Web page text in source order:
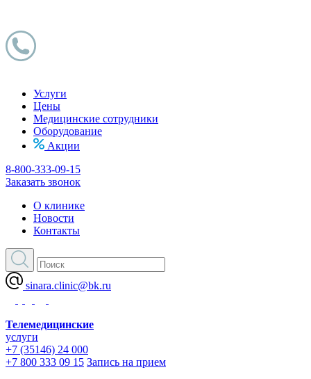
Услуги
Цены
Медицинские сотрудники
Оборудование
Акции
8-800-333-09-15
Заказать звонок
О клинике
Новости
Контакты
sinara.clinic@bk.ru
Телемедицинские
услуги
+7 (35146) 24 000
+7 800 333 09 15 Запись на прием